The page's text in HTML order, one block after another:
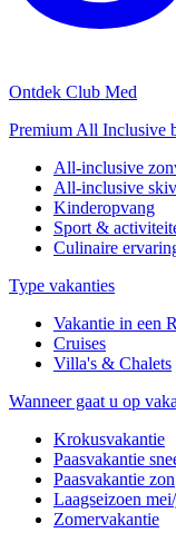
Ontdek Club Med
Premium All Inclusive
All-inclusive
All-inclusive
Kinderopvang
Sport &
Culinaire
Type vakanties
Vakantie in een
Cruises
Villa's & Chalets
Wanneer gaat u op
Krokusvakantie
Paasvakantie
Paasvakantie zon
Laagseizoen
Zomervakantie